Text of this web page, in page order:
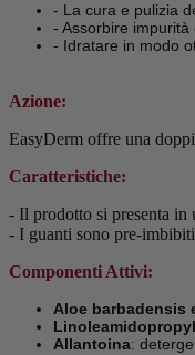
- La cura e pulizia
- Assorbire impurità
- Idratare in modo
Azione:
EasyDerm offre una
Caratteristiche:
- Il prodotto si presenta in
- I guanti sono pre-
Componenti Attivi:
Aloe barbadensis
Allantoina: